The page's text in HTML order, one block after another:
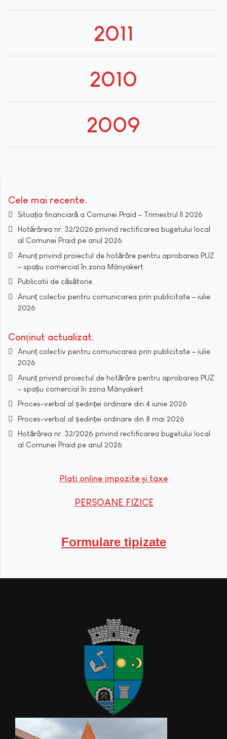
2011
2010
2009
Cele mai recente
Situația financiară a Comunei Praid – Trimestrul II 2026
Hotărârea nr. 32/2026 privind rectificarea bugetului local
al Comunei Praid pe anul 2026
Anunț privind proiectul de hotărâre pentru aprobarea PUZ
– spațiu comercial în zona Mányakert
Publicatii de căsătorie
Anunț colectiv pentru comunicarea prin publicitate – iulie
2026
Conținut actualizat
Anunț colectiv pentru comunicarea prin publicitate – iulie
2026
Anunț privind proiectul de hotărâre pentru aprobarea PUZ
– spațiu comercial în zona Mányakert
Proces-verbal al ședinței ordinare din 4 iunie 2026
Proces-verbal al ședinței ordinare din 8 mai 2026
Hotărârea nr. 32/2026 privind rectificarea bugetului local
al Comunei Praid pe anul 2026
Plati online impozite şi taxe
PERSOANE FIZICE
Formulare tipizate